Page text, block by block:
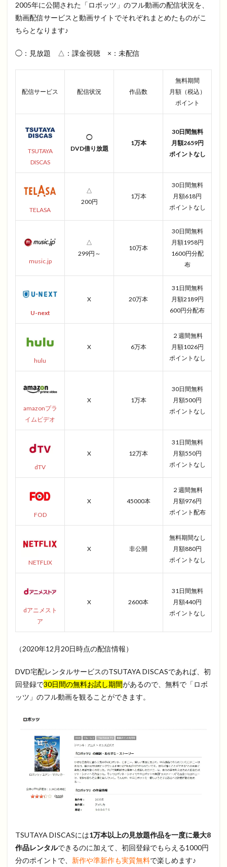
2005年に公開された「ロボッツ」のフル動画の配信状況を、
動画配信サービスと動画サイトでそれぞれまとめたものがこ
ちらとなります♪
◯：見放題 △：課金視聴 ×：未配信
配信サービス 配信状況 作品数
無料期間
月額（税込）
ポイント
TSUTAYA
DISCAS
◯
DVD借り放題
1万本
30日間無料
月額2659円
ポイントなし
TELASA
△
200円
1万本
30日間無料
月額618円
ポイントなし
music.jp
△
299円～
10万本
30日間無料
月額1958円
1600円分配
布
U-next
X 20万本
31日間無料
月額2189円
600円分配布
hulu
X 6万本
２週間無料
月額1026円
ポイントなし
amazonプラ
イムビデオ
X 1万本
30日間無料
月額500円
ポイントなし
dTV
X 12万本
31日間無料
月額550円
ポイントなし
FOD
X 45000本
２週間無料
月額976円
ポイント配布
NETFLIX
X 非公開
無料期間なし
月額880円
ポイントなし
dアニメスト
ア
X 2600本
31日間無料
月額440円
ポイントなし
（2020年12月20日時点の配信情報）
DVD宅配レンタルサービスのTSUTAYA DISCASであれば、初
回登録で30日間の無料お試し期間があるので、無料で「ロボ
ッツ」のフル動画を観ることができます。
TSUTAYA DISCASには1万本以上の見放題作品を一度に最大8
作品レンタルできるのに加えて、初回登録でもらえる1000円
分のポイントで、 新作や準新作も実質無料で楽しめます♪